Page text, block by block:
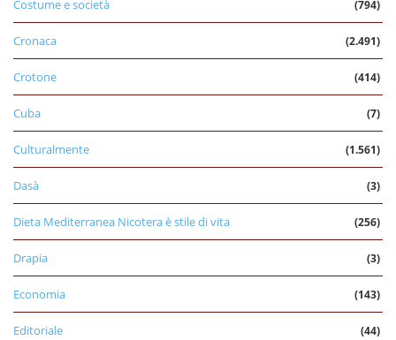
Costume e società (794)
Cronaca (2.491)
Crotone (414)
Cuba (7)
Culturalmente (1.561)
Dasà (3)
Dieta Mediterranea Nicotera è stile di vita (256)
Drapia (3)
Economia (143)
Editoriale (44)